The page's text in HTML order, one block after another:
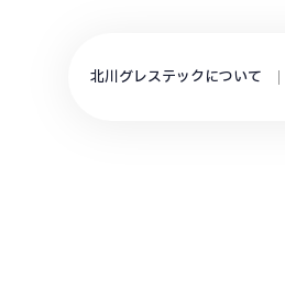
北川グレステックについて